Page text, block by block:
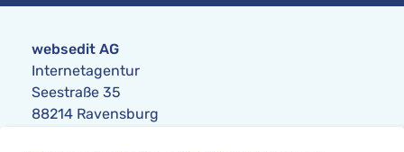
websedit AG
Internetagentur
Seestraße 35
88214 Ravensburg